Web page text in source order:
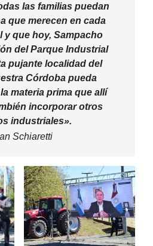
las familias puedan
que merecen en cada
que hoy, Sampacho
del Parque Industrial
pujante localidad del
Córdoba pueda
materia prima que allí
incorporar otros
industriales».
Schiaretti